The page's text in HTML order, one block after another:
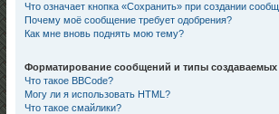
Что означает кнопка «Сохранить» при создании
Почему моё сообщение требует одобрения?
Как мне вновь поднять мою тему?
Форматирование сообщений и типы создаваемых
Что такое BBCode?
Могу ли я использовать HTML?
Что такое смайлики?